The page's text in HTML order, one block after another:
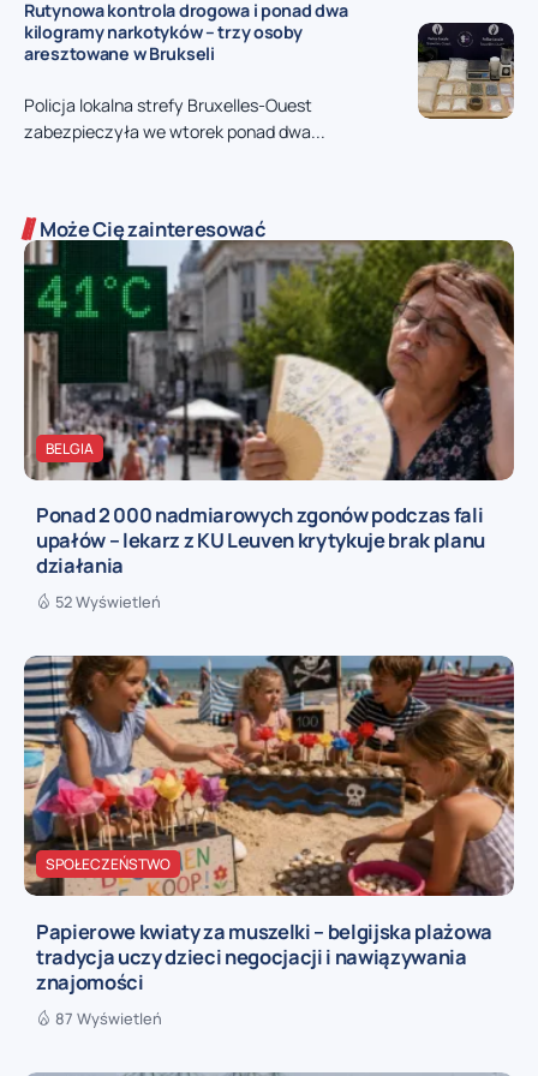
Rutynowa kontrola drogowa i ponad dwa
kilogramy narkotyków – trzy osoby
aresztowane w Brukseli
Policja lokalna strefy Bruxelles-Ouest
zabezpieczyła we wtorek ponad dwa...
Może Cię zainteresować
BELGIA
Ponad 2 000 nadmiarowych zgonów podczas fali
upałów – lekarz z KU Leuven krytykuje brak planu
działania
52 Wyświetleń
SPOŁECZEŃSTWO
Papierowe kwiaty za muszelki – belgijska plażowa
tradycja uczy dzieci negocjacji i nawiązywania
znajomości
87 Wyświetleń